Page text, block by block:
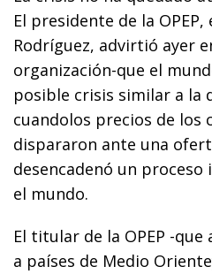
El presidente de la
Rodríguez, advirtió ayer
organización-que el
posible crisis similar a la
cuandolos precios de los
dispararon ante una
desencadenó un
el mundo.
El titular de la OPEP -
a países de Medio